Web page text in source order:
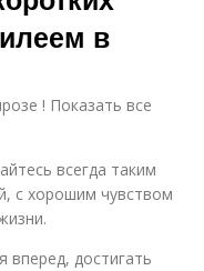
в
! Показать все
всегда таким
с хорошим чувством
достигать